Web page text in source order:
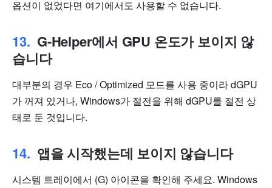
옵션이 없었다면 여기에서도 사용할 수 없습니다.
G-Helper에서 GPU 온도가 보이지 않
습니다
대부분의 경우 Eco / Optimized 모드를 사용 중이라 dGPU
가 꺼져 있거나, Windows가 절전을 위해 dGPU를 절전 상
태로 둔 것입니다.
앱을 시작했는데 보이지 않습니다
시스템 트레이에서 (G) 아이콘을 확인해 주세요. Windows